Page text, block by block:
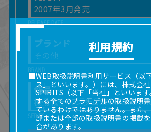
2007年3月発売
ブランド
その他
作品
機動戦士ガンダムSEED
利用規約
■WEB取扱説明書利用サービス（以
ス」といいます。）には、株式会
SPIRITS（以下「当社」といいま
する全てのプラモデルの取扱説明
ているわけではありません。また
部または全部の取扱説明書の掲載
合があります。